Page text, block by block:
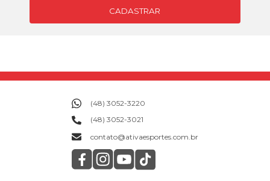
CADASTRAR
(48) 3052-3220
(48) 3052-3021
contato@ativaesportes.com.br